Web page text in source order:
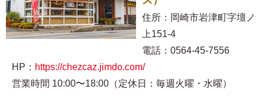
住所：岡崎市岩津町字壇ノ
上151-4
電話：0564-45-7556
HP： https://chezcaz.jimdo.com/
営業時間 10:00〜18:00（定休日：毎週火曜・水曜）